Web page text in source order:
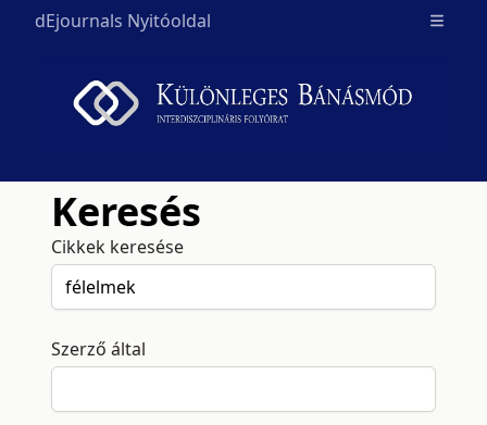
dEjournals Nyitóoldal Open
Keresés
Cikkek keresése
Szerző által